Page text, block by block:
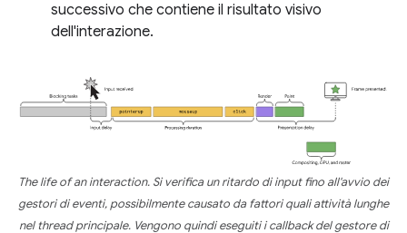
successivo che contiene il risultato visivo
dell'interazione.
The life of an interaction. Si verifica un ritardo di input fino all'avvio dei
gestori di eventi, possibilmente causato da fattori quali attività lunghe
nel thread principale. Vengono quindi eseguiti i callback del gestore di